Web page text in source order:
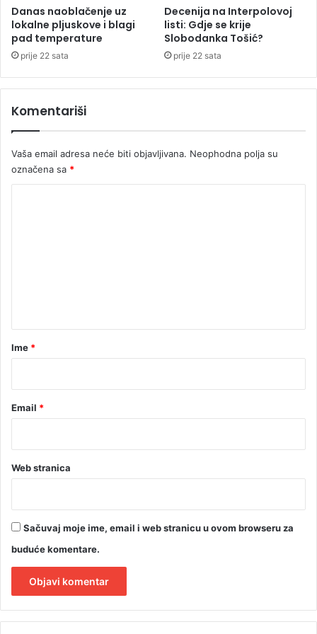
n
i
n
a
o
m
l
i
m
Danas naoblačenje uz
lokalne pljuskove i blagi
pad temperature
prije 22 sata
Decenija na Interpolovoj
listi: Gdje se krije
Slobodanka Tošić?
prije 22 sata
Komentariši
Vaša email adresa neće biti objavljivana. Neophodna polja su
označena sa *
rIme *
Email *
Web stranica
Sačuvaj moje ime, email i web stranicu u ovom browseru za
buduće komentare.